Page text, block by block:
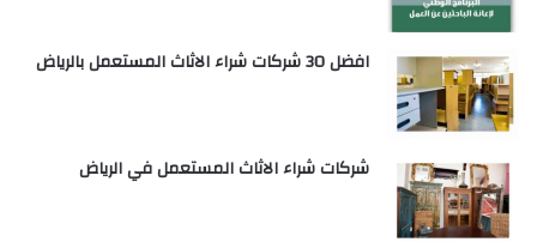
افضل 30 شركات شراء الاثاث المستعمل بالرياض
شركات شراء الاثاث المستعمل في الرياض